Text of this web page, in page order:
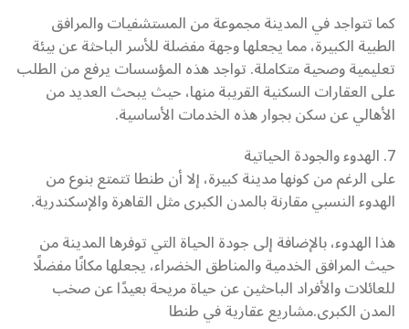
كما تتواجد في المدينة مجموعة من المستشفيات والمرافق
الطبية الكبيرة، مما يجعلها وجهة مفضلة للأسر الباحثة عن بيئة
تعليمية وصحية متكاملة. تواجد هذه المؤسسات يرفع من الطلب
على العقارات السكنية القريبة منها، حيث يبحث العديد من
الأهالي عن سكن بجوار هذه الخدمات الأساسية.
7. الهدوء والجودة الحياتية
على الرغم من كونها مدينة كبيرة، إلا أن طنطا تتمتع بنوع من
الهدوء النسبي مقارنة بالمدن الكبرى مثل القاهرة والإسكندرية.
هذا الهدوء، بالإضافة إلى جودة الحياة التي توفرها المدينة من
حيث المرافق الخدمية والمناطق الخضراء، يجعلها مكانًا مفضلًا
للعائلات والأفراد الباحثين عن حياة مريحة بعيدًا عن صخب
المدن الكبرى.مشاريع عقارية في طنطا